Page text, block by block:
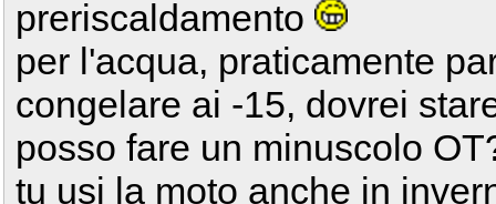
preriscaldamento
per l'acqua, praticamente
congelare ai -15, dovrei
posso fare un minuscolo
tu usi la moto anche in